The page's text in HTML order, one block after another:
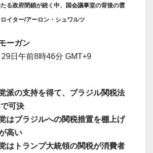
る政府閉鎖が続く中、国会議事堂の背後の雲
イター/アーロン・シュワルツ
ーガン
日午前8時46分 GMT+9
派の支持を得て、ブラジル関税法
可決
はブラジルへの関税措置を棚上げ
高い
はトランプ大統領の関税が消費者